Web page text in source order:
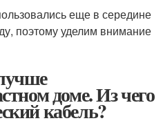
еще в середине
поэтому уделим внимание
доме. Из чего
кабель?